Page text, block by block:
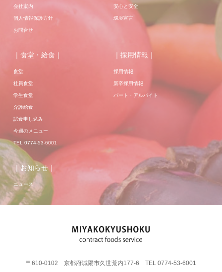
会社案内
個人情報保護方針
お問合せ
安心と安全
環境宣言
｜食堂・給食｜
食堂
社員食堂
学生食堂
介護給食
試食申し込み
今週のメニュー
TEL 0774-53-6001
｜採用情報｜
採用情報
新卒採用情報
パート・アルバイト
｜お知らせ｜
ニュース
〒610-0102 京都府城陽市久世荒内177-6 TEL 0774-53-6001